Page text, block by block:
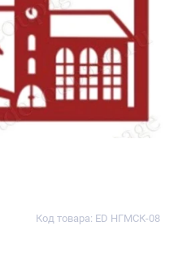
Код товара: ED НГМСК-08